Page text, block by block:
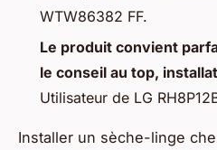
WTW86382 FF.
Le produit convient
le conseil au top,
Utilisateur de LG
Installer un sèche-linge